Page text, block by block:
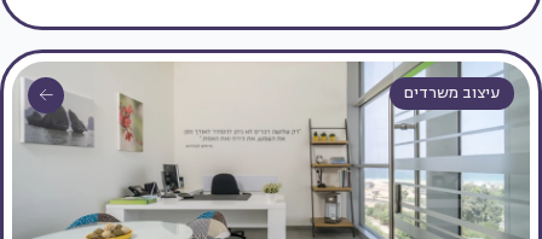
עיצוב משרדים